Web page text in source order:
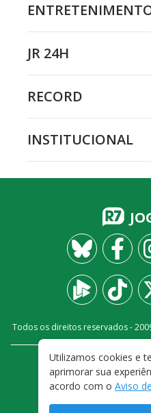
JR 24H
RECORD
INSTITUCIONAL
Todos os direitos reservados -
FALE
TERMOS E
Utilizamos cookies e
aprimorar sua
acordo com o Aviso